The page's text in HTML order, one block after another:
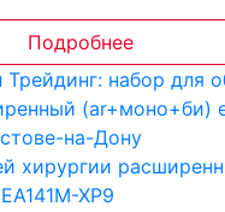
Подробнее
хирургии
ХР9